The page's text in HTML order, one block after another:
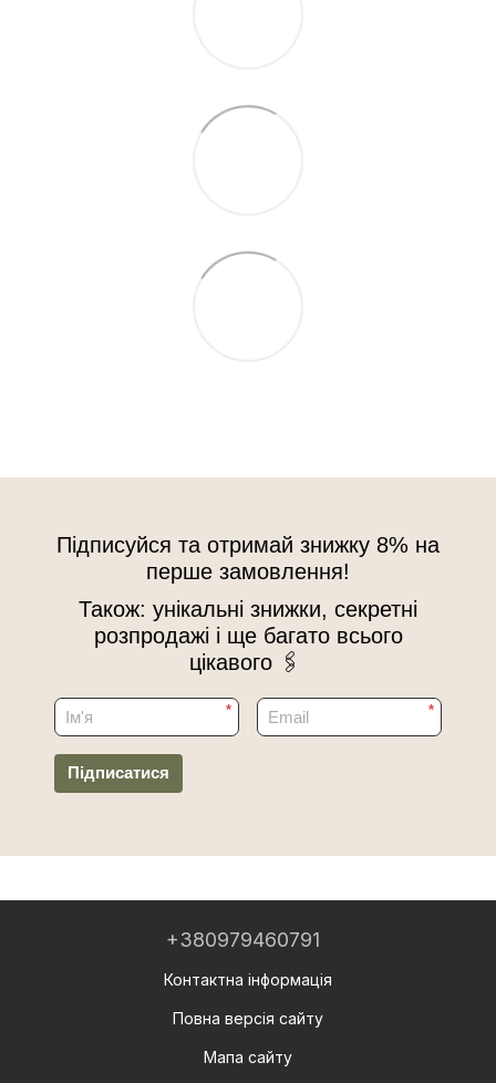
Підписуйся та отримай знижку 8% на
перше замовлення!
Також: унікальні знижки, секретні
розпродажі і ще багато всього
цікавого 🖇
* *
Підписатися
+380979460791
Контактна інформація
Повна версія сайту
Мапа сайту